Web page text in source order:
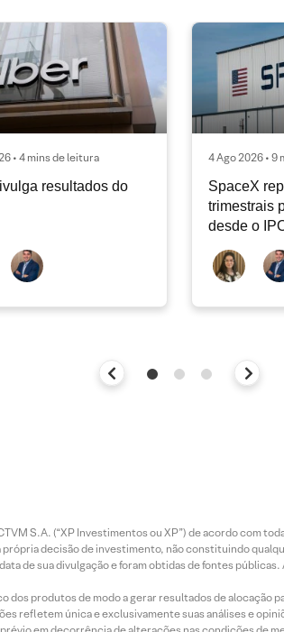
• 4 mins de leitura
resultados do
4 Ago 2026 • 9
SpaceX
trimestrais
desde o
S.A. (“XP Investimentos ou XP”) de acordo com
decisão de investimento, não constituindo
de sua divulgação e foram obtidas de fontes
produtos de modo a gerar resultados de alocação
refletem única e exclusivamente suas análises e